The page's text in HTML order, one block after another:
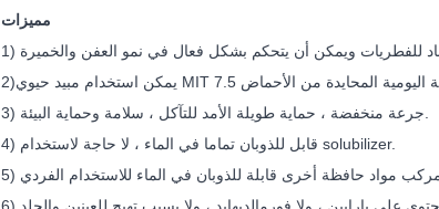
مميزات
2)
3) جرعة منخفضة ، حماية طويلة الأمد للتآكل ، سلامة وحماية البيئة.
4) قابل للذوبان تماما في الماء ، لا حاجة لاستخدام solubilizer.